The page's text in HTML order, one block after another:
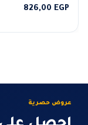
4.57 من 5
826,00 EGP
عروض حصرية